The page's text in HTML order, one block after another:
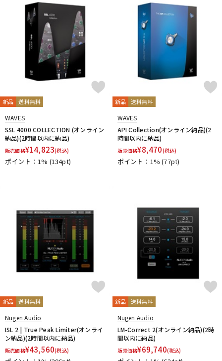
新品 送料無料
WAVES
SSL 4000 COLLECTION (オンライン
納品)(2時間以内に納品)
販売価格¥14,823(税込)
ポイント：1% (134pt)
新品 送料無料
WAVES
API Collection(オンライン納品)(2
時間以内に納品)
販売価格¥8,470(税込)
ポイント：1%(77pt)
新品 送料無料
Nugen Audio
ISL 2 | True Peak Limiter(オンライ
ン納品)(2時間以内に納品)
販売価格¥43,560(税込)
新品 送料無料
Nugen Audio
LM-Correct 2(オンライン納品)(2時
間以内に納品)
販売価格¥69,740(税込)